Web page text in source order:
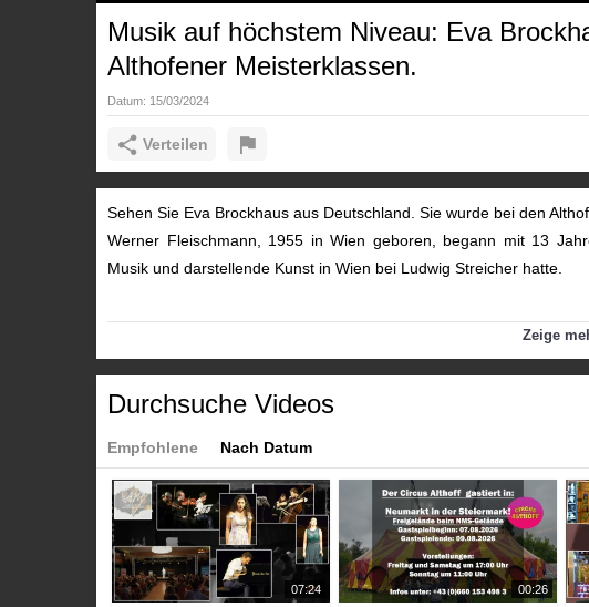
Musik auf höchstem Niveau: Eva
Althofener Meisterklassen.
Datum: 15/03/2024
Verteilen
Sehen Sie Eva Brockhaus aus Deutschland. Sie wurde bei den
Werner Fleischmann, 1955 in Wien geboren, begann mit 13
Musik und darstellende Kunst in Wien bei Ludwig Streicher hatte.
Weiter Informationen unter: https://www.althofener-
Themen » Kultur
Tags:
btv-kärnten
btv kärnten mittelkärnten althofen btvon eva
Zeige
Durchsuche Videos
Empfohlene Nach Datum
07:24 00:26